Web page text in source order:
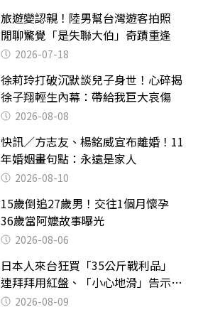
旅遊變認親！陸男幫台灣遊客拍照
閒聊驚覺「是失聯大伯」奇蹟重逢
2026-07-18
徐莉玲打破沉默談兒子身世！心碎揭
徐子翔輕生內幕：帶給我巨大哀傷
2026-08-08
快訊／方志友、楊銘威宣布離婚！11
年婚姻畫句點：永遠是家人
2026-08-10
15歲倒追27歲男！交往1個月懷孕
36歲當阿嬤故事曝光
2026-08-06
日本人來台狂買「35公斤戰利品」
連拜拜用紅盤、「小心地滑」告示牌
也帶回家
2026-08-09